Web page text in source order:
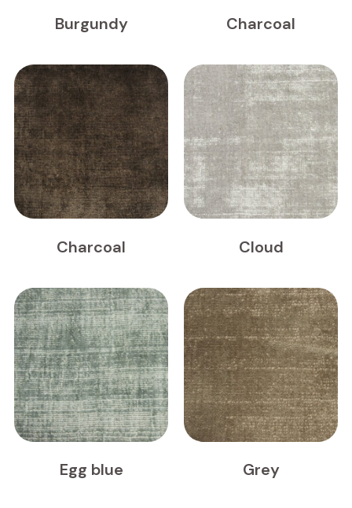
Burgundy Charcoal
Charcoal Cloud
Egg blue Grey